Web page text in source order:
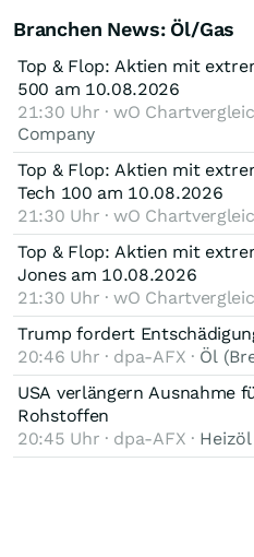
Branchen News: Öl/Gas
Top & Flop: Aktien mit
500 am 10.08.2026
21:30 Uhr · wO
Company
Top & Flop: Aktien mit
Tech 100 am 10.08.2026
21:30 Uhr · wO
Top & Flop: Aktien mit
Jones am 10.08.2026
21:30 Uhr · wO
Trump fordert
20:46 Uhr · dpa-AFX · Öl
USA verlängern Ausnahme
Rohstoffen
20:45 Uhr · dpa-AFX · Heizöl